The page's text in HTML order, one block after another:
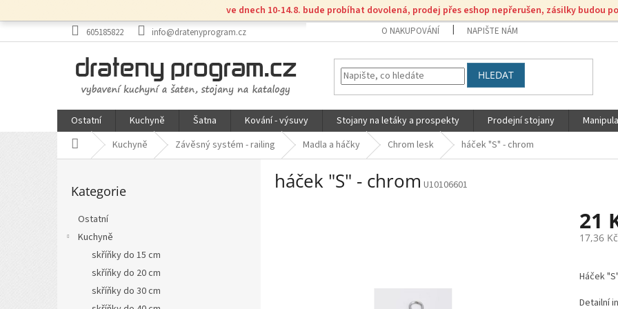
na
ve dnech 10-14.8. bude probíhat dovolená, prodej přes eshop nepřerušen, zásilky budou
605185822 info@dratenyprogram.cz O NAKUPOVÁNÍ NAPIŠTE NÁM
HLEDAT
Ostatní Kuchyně Šatna Kování - výsuvy Stojany na letáky a prospekty Prodejní stojany
Domů Kuchyně Závěsný systém - railing Madla a háčky Chrom lesk háček "S" - chrom
P
kategorie
Kategorie
Ostatní
Kuchyně
skříňky do 15 cm
skříňky do 20 cm
skříňky do 30 cm
háček "S" - chrom U10106601
21
17,36
cena:
Háček
Detailní